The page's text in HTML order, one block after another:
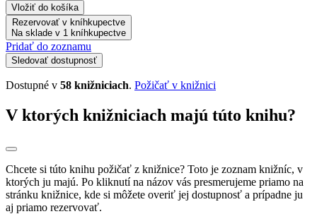
Vložiť do košíka
Rezervovať v kníhkupectve
Na sklade v 1 kníhkupectve
Pridať do zoznamu
Sledovať dostupnosť
Dostupné v 58 knižniciach. Požičať v knižnici
V ktorých knižniciach majú túto knihu?
Chcete si túto knihu požičať z knižnice? Toto je zoznam knižníc, v
ktorých ju majú. Po kliknutí na názov vás presmerujeme priamo na
stránku knižnice, kde si môžete overiť jej dostupnosť a prípadne ju
aj priamo rezervovať.